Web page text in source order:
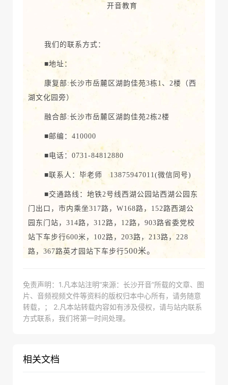
开音教育
我们的联系方式：
■地址：
康复部:长沙市岳麓区湖韵佳苑3栋1、2楼（西
湖文化园旁）
融合部:长沙市岳麓区湖韵佳苑2栋2楼
■邮编：410000
■电话：0731-84812880
■联系人：毕老师 13875947011(微信同号)
■交通路线：地铁2号线西湖公园站西湖公园东
门出口，市内乘坐317路，W168路，152路西湖公
园东门站，314路，312路，12路，903路省委党校
站下车步行600米，102路，203路，213路，228
路，367路英才园站下车步行500米。
免责声明：1.凡本站注明“来源：长沙开音”所载的文章、图
片、音频视频文件等资料的版权归本中心所有，请务随意
转载，； 2.凡本站转载内容如有涉及侵权，请与站内联系
方式联系，我们将第一时间处理。
相关文档